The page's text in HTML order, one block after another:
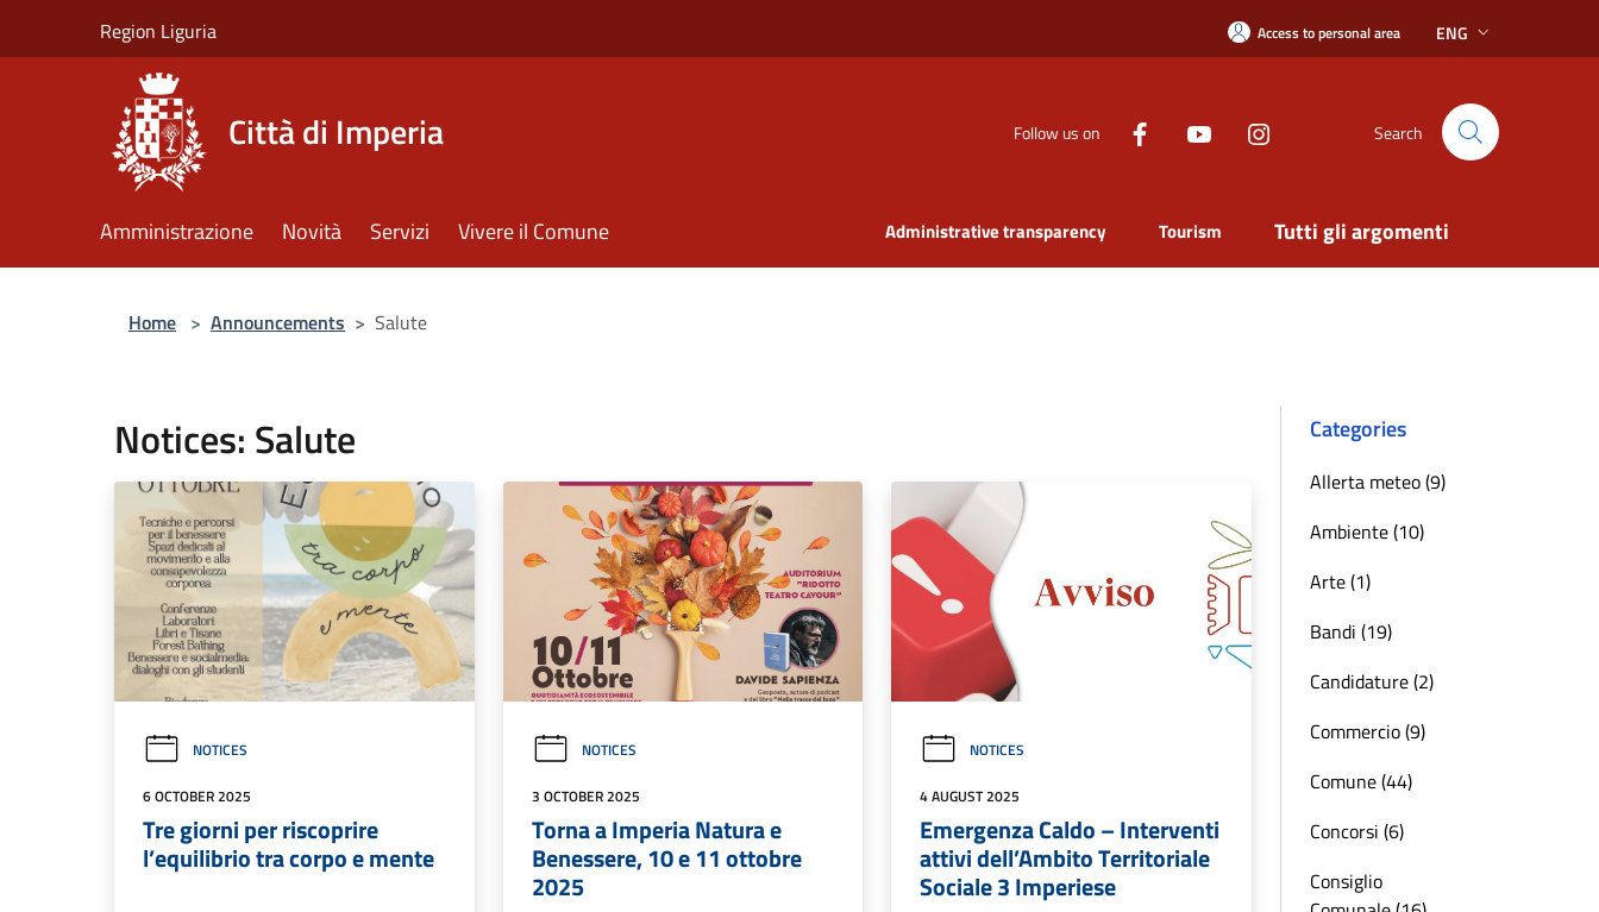
Region Liguria Access to personal area ENG
Città di Imperia Follow us on Search
Amministrazione Novità Servizi Vivere il Comune Administrative transparency Tourism Tutti gli argomenti
Home > Announcements > Salute
Notices: Salute
NOTICES
6 OCTOBER 2025
Tre giorni per riscoprire
l’equilibrio tra corpo e mente
NOTICES
3 OCTOBER 2025
Torna a Imperia Natura e
Benessere, 10 e 11 ottobre
2025
NOTICES
4 AUGUST 2025
Emergenza Caldo – Interventi
attivi dell’Ambito Territoriale
Sociale 3 Imperiese
Categories
Allerta meteo (9)
Ambiente (10)
Arte (1)
Bandi (19)
Candidature (2)
Commercio (9)
Comune (44)
Concorsi (6)
Consiglio